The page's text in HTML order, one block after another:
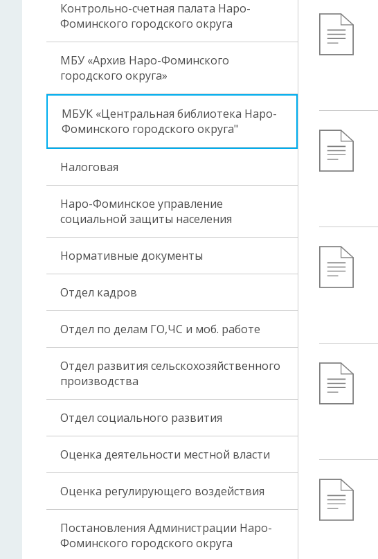
Контрольно-счетная палата Наро-
Фоминского городского округа
МБУ «Архив Наро-Фоминского
городского округа»
МБУК «Центральная библиотека Наро-
Фоминского городского округа"
Налоговая
Наро-Фоминское управление
социальной защиты населения
Нормативные документы
Отдел кадров
Отдел по делам ГО,ЧС и моб. работе
Отдел развития сельскохозяйственного
производства
Отдел социального развития
Оценка деятельности местной власти
Оценка регулирующего воздействия
Постановления Администрации Наро-
Фоминского городского округа